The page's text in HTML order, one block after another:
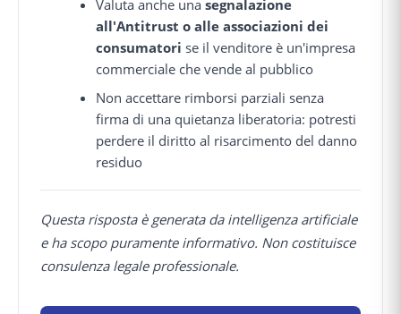
Valuta anche unasegnalazione
all'Antitrust o alle associazioni dei
consumatori se il venditore è un'impresa
commerciale che vende al pubblico
Non accettare rimborsi parziali senza
firma di una quietanza liberatoria: potresti
perdere il diritto al risarcimento del danno
residuo
Questa risposta è generata da intelligenza artificiale
e ha scopo puramente informativo. Non costituisce
consulenza legale professionale.